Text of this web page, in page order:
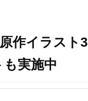
作イラスト3
実施中